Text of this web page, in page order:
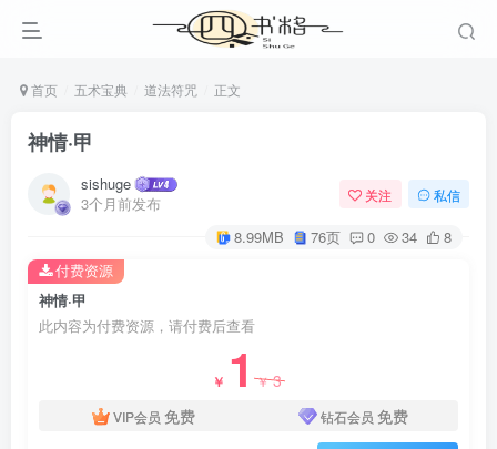
首页 五术宝典 道法符咒 正文
神情·甲
sishuge
3个月前发布
关注 私信
8.99MB 76页 0 34 8
神情·甲
此内容为付费资源，请付费后查看
￥ 1 ￥3
VIP会员 免费 钻石会员 免费
付费资源